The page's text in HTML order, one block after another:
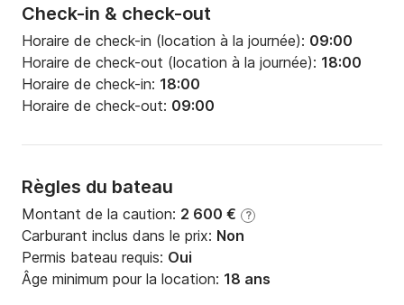
Check-in & check-out
Horaire de check-in (location à la journée): 09:00
Horaire de check-out (location à la journée): 18:00
Horaire de check-in: 18:00
Horaire de check-out: 09:00
Règles du bateau
Montant de la caution: 2 600 € ?
Carburant inclus dans le prix: Non
Permis bateau requis: Oui
Âge minimum pour la location: 18 ans